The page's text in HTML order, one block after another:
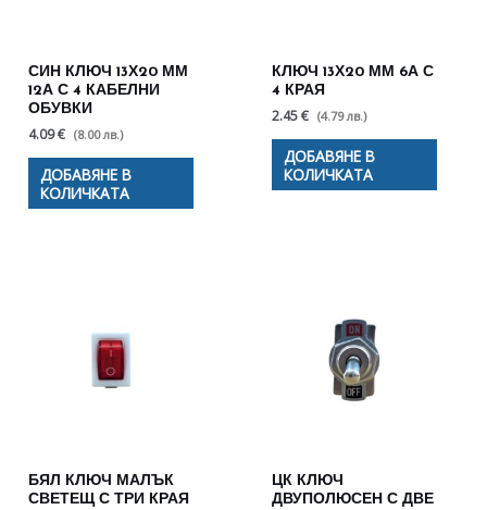
СИН КЛЮЧ 13Х20 ММ
12А С 4 КАБЕЛНИ
ОБУВКИ
4.09 € (8.00 лв.)
ДОБАВЯНЕ В
КОЛИЧКАТА
КЛЮЧ 13Х20 ММ 6А С
4 КРАЯ
2.45 € (4.79 лв.)
ДОБАВЯНЕ В
КОЛИЧКАТА
БЯЛ КЛЮЧ МАЛЪК
СВЕТЕЩ С ТРИ КРАЯ
ЦК КЛЮЧ
ДВУПОЛЮСЕН С ДВЕ